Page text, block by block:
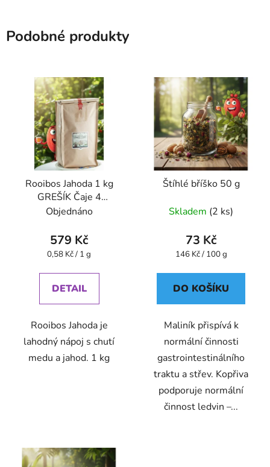
Podobné produkty
Rooibos Jahoda 1 kg
GREŠÍK Čaje 4
světadílů
Objednáno
579 Kč
Měrná
0,58 Kč / 1 g
DETAIL
Rooibos Jahoda je
lahodný nápoj s chutí
medu a jahod. 1 kg
Štíhlé bříško 50 g
Skladem (2 ks)
73 Kč
Měrná
146 Kč / 100 g
DO KOŠÍKU
Maliník přispívá k
normální činnosti
gastrointestinálního
traktu a střev. Kopřiva
podporuje normální
činnost ledvin –...